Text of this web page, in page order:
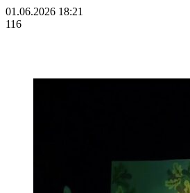
01.06.2026 18:21
116